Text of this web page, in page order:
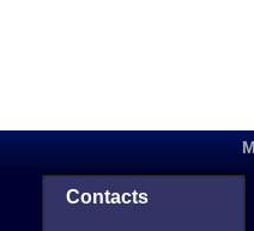
Contacts